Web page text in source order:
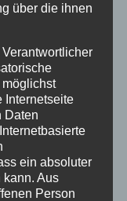
über die ihnen
Internetseite
Daten
ein absoluter
Aus
Person